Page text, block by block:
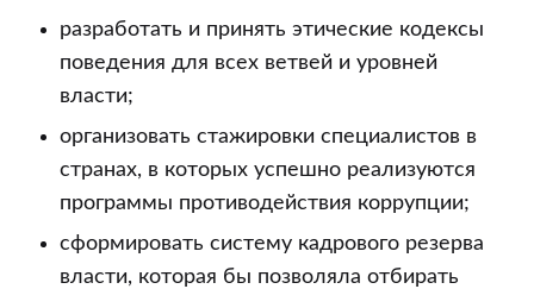
разработать и принять этические кодексы
поведения для всех ветвей и уровней
власти;
организовать стажировки специалистов в
странах, в которых успешно реализуются
программы противодействия коррупции;
сформировать систему кадрового резерва
власти, которая бы позволяла отбирать